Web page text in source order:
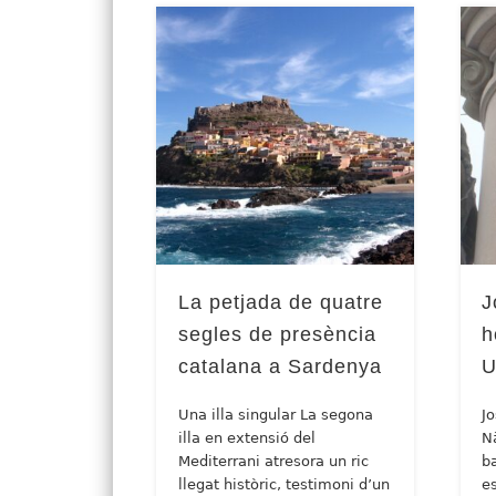
La petjada de quatre
segles de presència
catalana a Sardenya
Una illa singular La segona
illa en extensió del
Mediterrani atresora un ric
llegat històric, testimoni d’un